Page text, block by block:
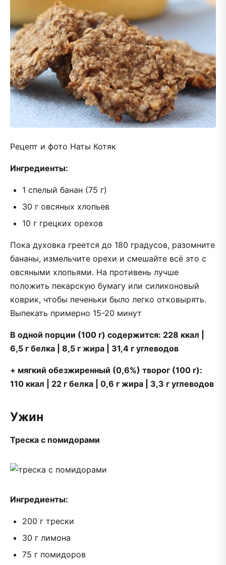
Рецепт и фото Наты Котяк
Ингредиенты:
1 спелый банан (75 г)
30 г овсяных хлопьев
10 г грецких орехов
Пока духовка греется до 180 градусов, разомните
бананы, измельчите орехи и смешайте всё это с
овсяными хлопьями. На противень лучше
положить пекарскую бумагу или силиконовый
коврик, чтобы печеньки было легко отковырять.
Выпекать примерно 15-20 минут
В одной порции (100 г) содержится: 228 ккал |
6,5 г белка | 8,5 г жира | 31,4 г углеводов
+ мягкий обезжиренный (0,6%) творог (100 г):
110 ккал | 22 г белка | 0,6 г жира | 3,3 г углеводов
Ужин
Треска с помидорами
Ингредиенты:
200 г трески
30 г лимона
75 г помидоров